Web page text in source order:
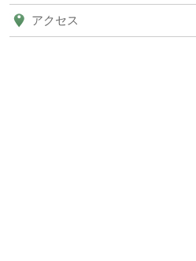
アクセス